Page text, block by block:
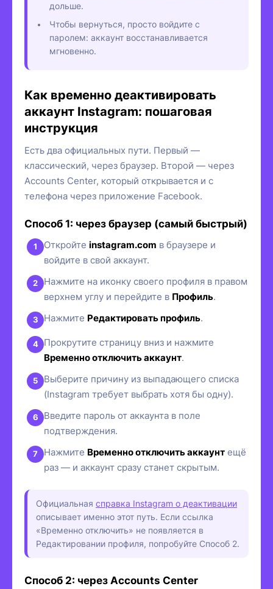
дольше.
Чтобы вернуться, просто войдите с
паролем: аккаунт восстанавливается
мгновенно.
Как временно деактивировать
аккаунт Instagram: пошаговая
инструкция
Есть два официальных пути. Первый —
классический, через браузер. Второй — через
Accounts Center, который открывается и с
телефона через приложение Facebook.
Способ 1: через браузер (самый быстрый)
Откройте instagram.com в браузере и
войдите в свой аккаунт.
Нажмите на иконку своего профиля в правом
верхнем углу и перейдите в Профиль.
Нажмите Редактировать профиль.
Прокрутите страницу вниз и нажмите
Временно отключить аккаунт.
Выберите причину из выпадающего списка
(Instagram требует выбрать хотя бы одну).
Введите пароль от аккаунта в поле
подтверждения.
Нажмите Временно отключить аккаунт ещё
раз — и аккаунт сразу станет скрытым.
Официальная справка Instagram о деактивации
описывает именно этот путь. Если ссылка
«Временно отключить» не появляется в
Редактировании профиля, попробуйте Способ 2.
Способ 2: через Accounts Center